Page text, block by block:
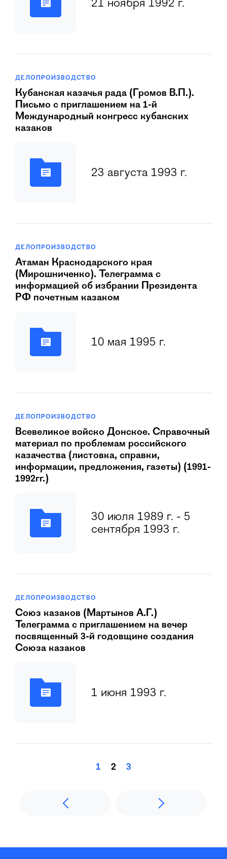
21 ноября 1992 г.
ДЕЛОПРОИЗВОДСТВО
Кубанская казачья рада (Громов В.П.).
Письмо с приглашением на 1-й
Международный конгресс кубанских
казаков
23 августа 1993 г.
ДЕЛОПРОИЗВОДСТВО
Атаман Краснодарского края
(Мирошниченко). Телеграмма с
информацией об избрании Президента
РФ почетным казаком
10 мая 1995 г.
ДЕЛОПРОИЗВОДСТВО
Всевеликое войско Донское. Справочный
материал по проблемам российского
казачества (листовка, справки,
информации, предложения, газеты) (1991-
1992гг.)
30 июля 1989 г. - 5
сентября 1993 г.
ДЕЛОПРОИЗВОДСТВО
Союз казаков (Мартынов А.Г.)
Телеграмма с приглашением на вечер
посвященный 3-й годовщине создания
Союза казаков
1 июня 1993 г.
1 2 3